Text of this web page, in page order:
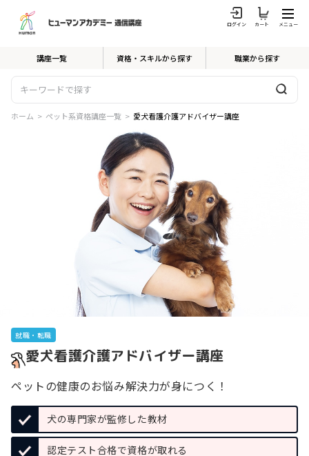
ログイン カート メニュー
講座一覧 資格・スキルから探す 職業から探す
ホーム > ペット系資格講座一覧 > 愛犬看護介護アドバイザー講座
就職・転職
愛犬看護介護アドバイザー講座
ペットの健康のお悩み解決力が身につく！
犬の専門家が監修した教材
認定テスト合格で資格が取れる